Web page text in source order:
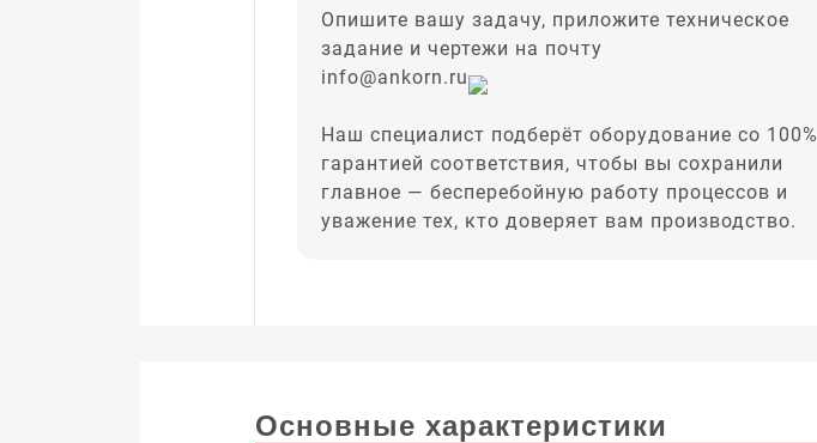
Опишите вашу задачу, приложите техническое
задание и чертежи на почту
info@ankorn.ru
Наш специалист подберёт оборудование со 100%
гарантией соответствия, чтобы вы сохранили
главное — бесперебойную работу процессов и
уважение тех, кто доверяет вам производство.
Основные характеристики